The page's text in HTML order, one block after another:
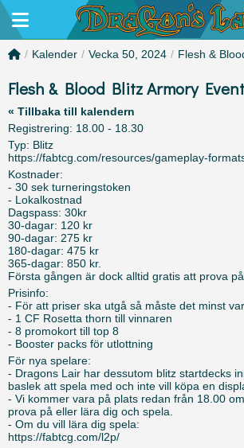
/ Kalender / Vecka 50, 2024 / Flesh &
Flesh & Blood Blitz Armory Event
« Tillbaka till kalendern
Registrering: 18.00 - 18.30
Typ: Blitz
https://fabtcg.com/resources/gameplay-
Kostnader:
- 30 sek turneringstoken
- Lokalkostnad
Dagspass: 30kr
30-dagar: 120 kr
90-dagar: 275 kr
180-dagar: 475 kr
365-dagar: 850 kr.
Första gången är dock alltid gratis att prova på
Prisinfo:
- För att priser ska utgå så måste det minst
- 1 CF Rosetta thorn till vinnaren
- 8 promokort till top 8
- Booster packs för utlottning
För nya spelare:
- Dragons Lair har dessutom blitz startdecks
baslek att spela med och inte vill köpa en
- Vi kommer vara på plats redan från 18.00
prova på eller lära dig och spela.
- Om du vill lära dig spela:
https://fabtcg.com/l2p/